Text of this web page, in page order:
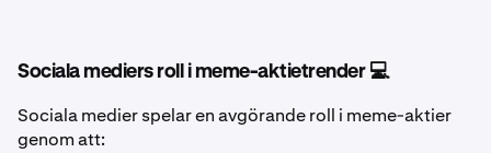
Sociala mediers roll i meme-aktietrender 💻
Sociala medier spelar en avgörande roll i meme-aktier
genom att: